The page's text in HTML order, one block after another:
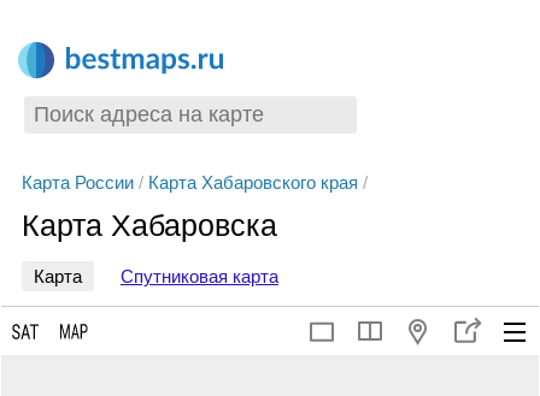
Карта России/ Карта Хабаровского края /
Карта Хабаровска
Карта Спутниковая карта